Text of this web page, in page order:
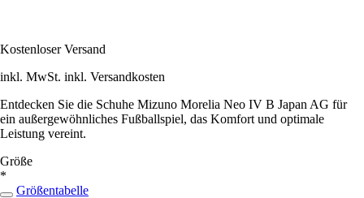
Kostenloser Versand
inkl. MwSt. inkl. Versandkosten
Entdecken Sie die Schuhe Mizuno Morelia Neo IV B Japan AG für
ein außergewöhnliches Fußballspiel, das Komfort und optimale
Leistung vereint.
Größe
*
Größentabelle